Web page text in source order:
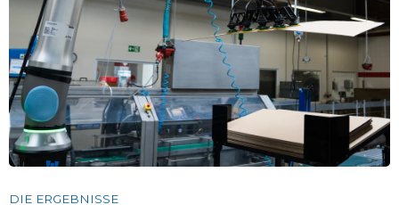
DIE ERGEBNISSE